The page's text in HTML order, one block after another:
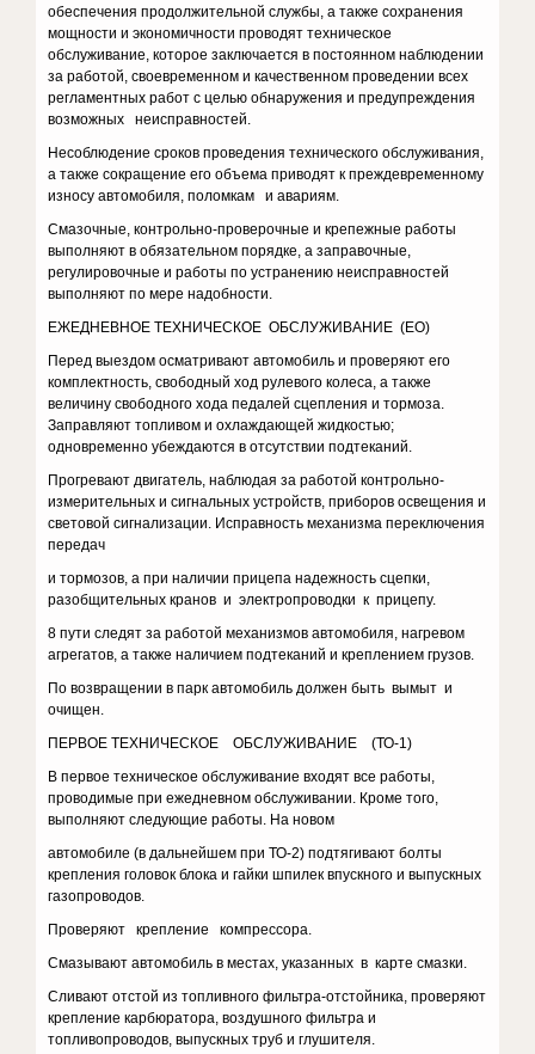
обеспечения продолжительной службы, а также сохранения
мощности и экономичности проводят техническое
обслуживание, которое заключается в постоянном наблюдении
за работой, своевременном и качественном проведении всех
регламентных работ с целью обнаружения и предупреждения
возможных неисправностей.
Несоблюдение сроков проведения технического обслуживания,
а также сокращение его объема приводят к преждевременному
износу автомобиля, поломкам и авариям.
Смазочные, контрольно-проверочные и крепежные работы
выполняют в обязательном порядке, а заправочные,
регулировочные и работы по устранению неисправностей
выполняют по мере надобности.
ЕЖЕДНЕВНОЕ ТЕХНИЧЕСКОЕ ОБСЛУЖИВАНИЕ (ЕО)
Перед выездом осматривают автомобиль и проверяют его
комплектность, свободный ход рулевого колеса, а также
величину свободного хода педалей сцепления и тормоза.
Заправляют топливом и охлаждающей жидкостью;
одновременно убеждаются в отсутствии подтеканий.
Прогревают двигатель, наблюдая за работой контрольно-
измерительных и сигнальных устройств, приборов освещения и
световой сигнализации. Исправность механизма переключения
передач
и тормозов, а при наличии прицепа надежность сцепки,
разобщительных кранов и электропроводки к прицепу.
8 пути следят за работой механизмов автомобиля, нагревом
агрегатов, а также наличием подтеканий и креплением грузов.
По возвращении в парк автомобиль должен быть вымыт и
очищен.
ПЕРВОЕ ТЕХНИЧЕСКОЕ ОБСЛУЖИВАНИЕ (ТО-1)
В первое техническое обслуживание входят все работы,
проводимые при ежедневном обслуживании. Кроме того,
выполняют следующие работы. На новом
автомобиле (в дальнейшем при ТО-2) подтягивают болты
крепления головок блока и гайки шпилек впускного и выпускных
газопроводов.
Проверяют крепление компрессора.
Смазывают автомобиль в местах, указанных в карте смазки.
Сливают отстой из топливного фильтра-отстойника, проверяют
крепление карбюратора, воздушного фильтра и
топливопроводов, выпускных труб и глушителя.